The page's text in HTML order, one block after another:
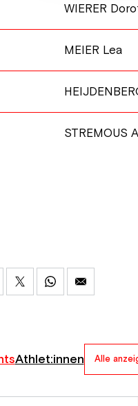
WIERER
MEIER Lea
STREMOUS
Athlet:innen Alle